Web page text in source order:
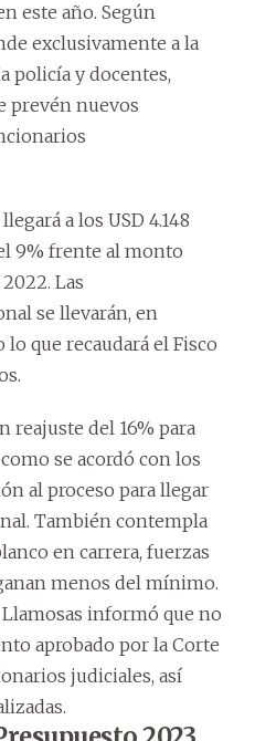
este año. Según
exclusivamente a la
policía y docentes,
prevén nuevos
a los USD 4.148
9% frente al monto
Las
se llevarán, en
que recaudará el Fisco
reajuste del 16% para
se acordó con los
al proceso para llegar
También contempla
en carrera, fuerzas
menos del mínimo.
informó que no
aprobado por la Corte
judiciales, así